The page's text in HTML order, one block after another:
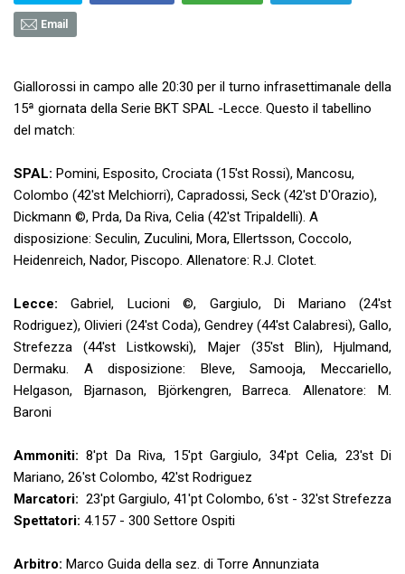
Email
Giallorossi in campo alle 20:30 per il turno infrasettimanale della
15ª giornata della Serie BKT SPAL -Lecce. Questo il tabellino
del match:
SPAL: Pomini, Esposito, Crociata (15'st Rossi), Mancosu,
Colombo (42'st Melchiorri), Capradossi, Seck (42'st D'Orazio),
Dickmann ©, Prda, Da Riva, Celia (42'st Tripaldelli). A
disposizione: Seculin, Zuculini, Mora, Ellertsson, Coccolo,
Heidenreich, Nador, Piscopo. Allenatore: R.J. Clotet.
Lecce:Gabriel, Lucioni ©, Gargiulo, Di Mariano (24'st
Rodriguez), Olivieri (24'st Coda), Gendrey (44'st Calabresi), Gallo,
Strefezza (44'st Listkowski), Majer (35'st Blin), Hjulmand,
Dermaku. A disposizione: Bleve, Samooja, Meccariello,
Helgason, Bjarnason, Björkengren, Barreca. Allenatore: M.
Baroni
Ammoniti:8'pt Da Riva, 15'pt Gargiulo, 34'pt Celia, 23'st Di
Mariano, 26'st Colombo, 42'st Rodriguez
Marcatori: 23'pt Gargiulo, 41'pt Colombo, 6'st - 32'st Strefezza
Spettatori: 4.157 - 300 Settore Ospiti
Arbitro: Marco Guida della sez. di Torre Annunziata